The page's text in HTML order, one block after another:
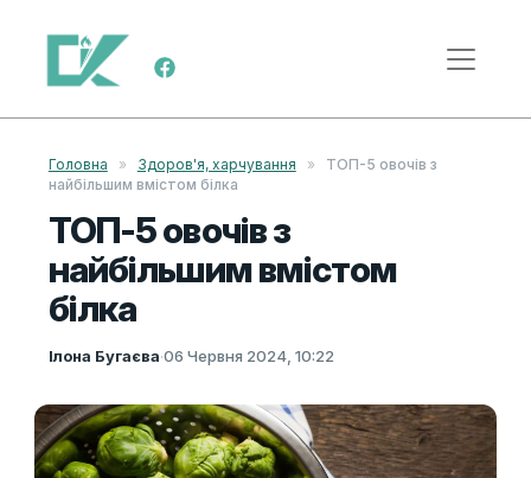
Skip to content
Main Navigation
Головна » Здоров'я, харчування »
ТОП-5 овочів з
найбільшим вмістом білка
ТОП-5 овочів з
найбільшим вмістом
білка
Ілона Бугаєва·06 Червня 2024, 10:22